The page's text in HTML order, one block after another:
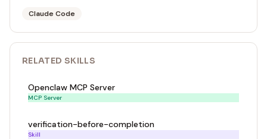
Claude Code
RELATED SKILLS
Openclaw MCP Server
MCP Server
verification-before-completion
Skill